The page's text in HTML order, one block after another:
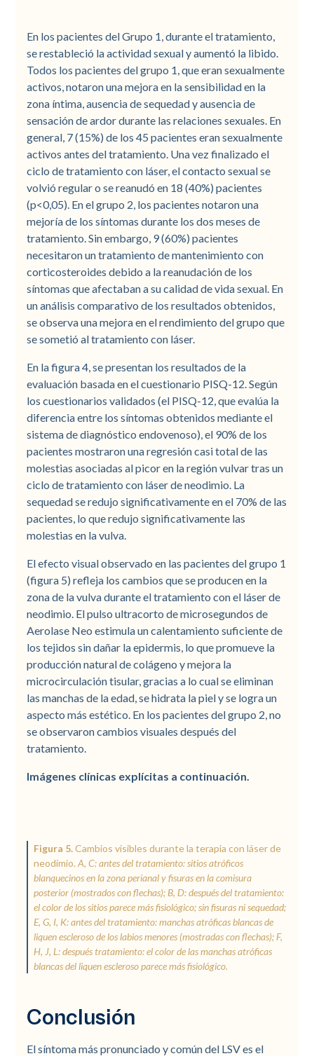
En los pacientes del Grupo 1, durante el tratamiento,
se restableció la actividad sexual y aumentó la libido.
Todos los pacientes del grupo 1, que eran sexualmente
activos, notaron una mejora en la sensibilidad en la
zona íntima, ausencia de sequedad y ausencia de
sensación de ardor durante las relaciones sexuales. En
general, 7 (15%) de los 45 pacientes eran sexualmente
activos antes del tratamiento. Una vez finalizado el
ciclo de tratamiento con láser, el contacto sexual se
volvió regular o se reanudó en 18 (40%) pacientes
(p<0,05). En el grupo 2, los pacientes notaron una
mejoría de los síntomas durante los dos meses de
tratamiento. Sin embargo, 9 (60%) pacientes
necesitaron un tratamiento de mantenimiento con
corticosteroides debido a la reanudación de los
síntomas que afectaban a su calidad de vida sexual. En
un análisis comparativo de los resultados obtenidos,
se observa una mejora en el rendimiento del grupo que
se sometió al tratamiento con láser.
En la figura 4, se presentan los resultados de la
evaluación basada en el cuestionario PISQ-12. Según
los cuestionarios validados (el PISQ-12, que evalúa la
diferencia entre los síntomas obtenidos mediante el
sistema de diagnóstico endovenoso), el 90% de los
pacientes mostraron una regresión casi total de las
molestias asociadas al picor en la región vulvar tras un
ciclo de tratamiento con láser de neodimio. La
sequedad se redujo significativamente en el 70% de las
pacientes, lo que redujo significativamente las
molestias en la vulva.
El efecto visual observado en las pacientes del grupo 1
(figura 5) refleja los cambios que se producen en la
zona de la vulva durante el tratamiento con el láser de
neodimio. El pulso ultracorto de microsegundos de
Aerolase Neo estimula un calentamiento suficiente de
los tejidos sin dañar la epidermis, lo que promueve la
producción natural de colágeno y mejora la
microcirculación tisular, gracias a lo cual se eliminan
las manchas de la edad, se hidrata la piel y se logra un
aspecto más estético. En los pacientes del grupo 2, no
se observaron cambios visuales después del
tratamiento.
Imágenes clínicas explícitas a continuación.
Figura 5.Cambios visibles durante la terapia con láser de
neodimio. A, C: antes del tratamiento: sitios atróficos
blanquecinos en la zona perianal y fisuras en la comisura
posterior (mostrados con flechas); B, D: después del tratamiento:
el color de los sitios parece más fisiológico; sin fisuras ni sequedad;
E, G, I, K: antes del tratamiento: manchas atróficas blancas de
liquen escleroso de los labios menores (mostradas con flechas); F,
H, J, L: después tratamiento: el color de las manchas atróficas
blancas del liquen escleroso parece más fisiológico.
Conclusión
El síntoma más pronunciado y común del LSV es el